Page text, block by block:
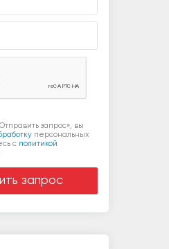
запрос», вы
персональных
c политикой